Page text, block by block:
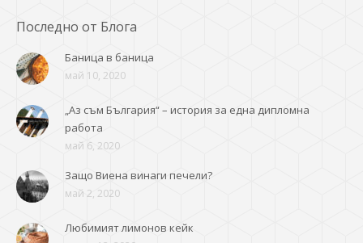
Последно от Блога
Баница в баница
май 10, 2020
„Аз съм България“ – история за една дипломна
работа
май 6, 2020
Защо Виена винаги печели?
май 2, 2020
Любимият лимонов кейк